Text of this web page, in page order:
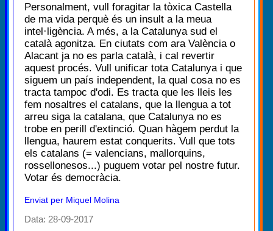
Personalment, vull foragitar la tòxica Castella
de ma vida perquè és un insult a la meua
intel·ligència. A més, a la Catalunya sud el
català agonitza. En ciutats com ara València o
Alacant ja no es parla català, i cal revertir
aquest procés. Vull unificar tota Catalunya i que
siguem un país independent, la qual cosa no es
tracta tampoc d'odi. Es tracta que les lleis les
fem nosaltres el catalans, que la llengua a tot
arreu siga la catalana, que Catalunya no es
trobe en perill d'extinció. Quan hàgem perdut la
llengua, haurem estat conquerits. Vull que tots
els catalans (= valencians, mallorquins,
rossellonesos...) puguem votar pel nostre futur.
Votar és democràcia.
Enviat per Miquel Molina
Data: 28-09-2017